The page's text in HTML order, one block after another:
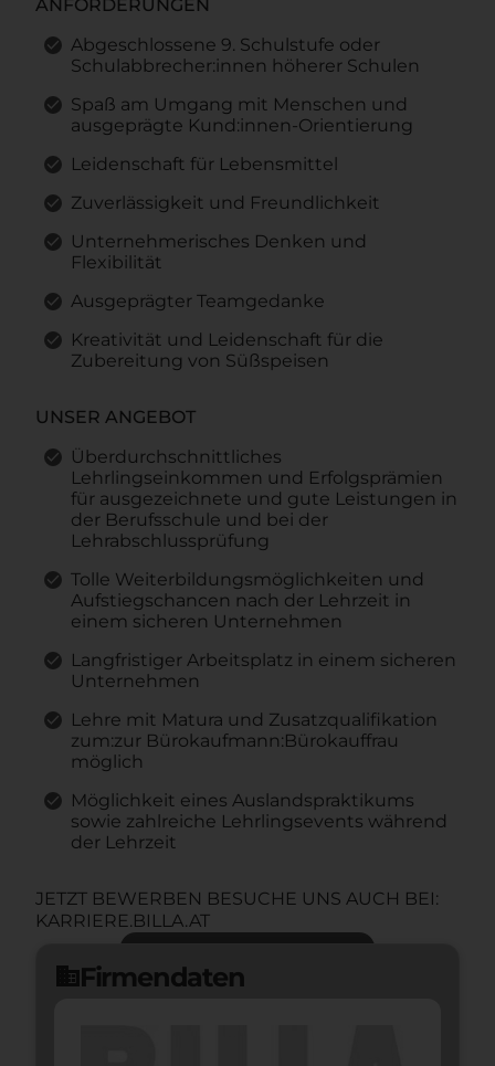
ANFORDERUNGEN
Abgeschlossene 9. Schulstufe oder
Schulabbrecher:innen höherer Schulen
Spaß am Umgang mit Menschen und
ausgeprägte Kund:innen-Orientierung
Leidenschaft für Lebensmittel
Zuverlässigkeit und Freundlichkeit
Unternehmerisches Denken und
Flexibilität
Ausgeprägter Teamgedanke
Kreativität und Leidenschaft für die
Zubereitung von Süßspeisen
UNSER ANGEBOT
Überdurchschnittliches
Lehrlingseinkommen und Erfolgsprämien
für ausgezeichnete und gute Leistungen in
der Berufsschule und bei der
Lehrabschlussprüfung
Tolle Weiterbildungsmöglichkeiten und
Aufstiegschancen nach der Lehrzeit in
einem sicheren Unternehmen
Langfristiger Arbeitsplatz in einem sicheren
Unternehmen
Lehre mit Matura und Zusatzqualifikation
zum:zur Bürokaufmann:Bürokauffrau
möglich
Möglichkeit eines Auslandspraktikums
sowie zahlreiche Lehrlingsevents während
der Lehrzeit
JETZT BEWERBEN BESUCHE UNS AUCH BEI:
KARRIERE.BILLA.AT
domainFirmendaten